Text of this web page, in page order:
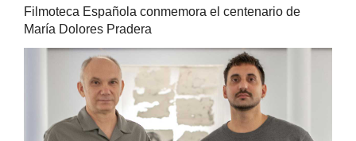
Filmoteca Española conmemora el centenario de
María Dolores Pradera